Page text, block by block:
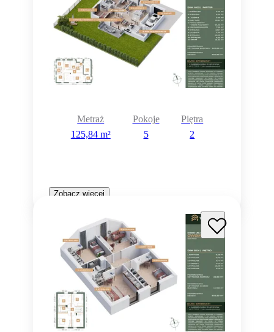
Metraż
125,84 m²
Pokoje
5
Piętra
2
Zobacz więcej